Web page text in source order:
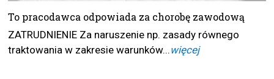
To pracodawca odpowiada za chorobę zawodową
ZATRUDNIENIE Za naruszenie np. zasady równego
traktowania w zakresie warunków...więcej